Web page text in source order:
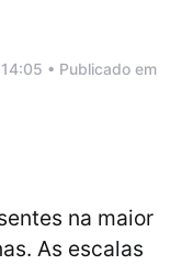
• Publicado em
na maior
As escalas